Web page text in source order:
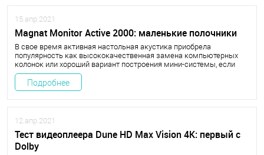
15.апр.2021
Magnat Monitor Active 2000: маленькие полочники
В свое время активная настольная акустика приобрела
популярность как высококачественная замена компьютерных
колонок или хороший вариант построения мини-системы, если
добавить к колонкам какой-нибудь аналоговый источник, вроде
компактного CD-проигрывателя.
Подробнее
12.апр.2021
Тест видеоплеера Dune HD Max Vision 4K: первый c
Dolby